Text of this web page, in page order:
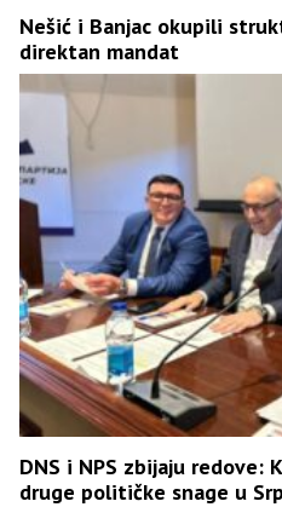
Nešić i Banjac okupili
direktan mandat
DNS i NPS zbijaju redove:
druge političke snage u